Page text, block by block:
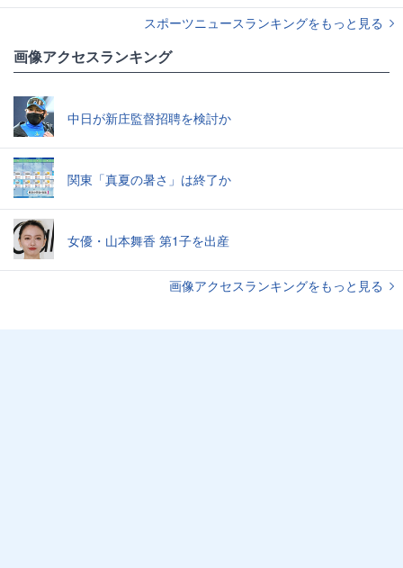
スポーツニュースランキングをもっと見る
画像アクセスランキング
中日が新庄監督招聘を検討か
関東「真夏の暑さ」は終了か
女優・山本舞香 第1子を出産
画像アクセスランキングをもっと見る